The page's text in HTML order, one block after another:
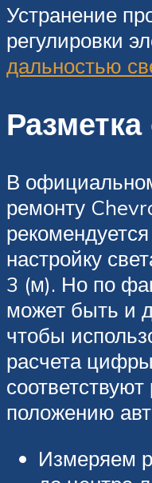
Устранение
регулировки
дальностью
В
ремонту
настройку
3 (м). Но по
может быть и
чтобы
расчета
положению
Измеряем